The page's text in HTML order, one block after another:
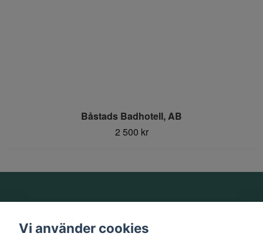
Båstads Badhotell, AB
2 500 kr
Vi använder cookies